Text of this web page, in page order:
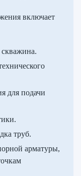
включает
для подачи
труб.
арматуры,